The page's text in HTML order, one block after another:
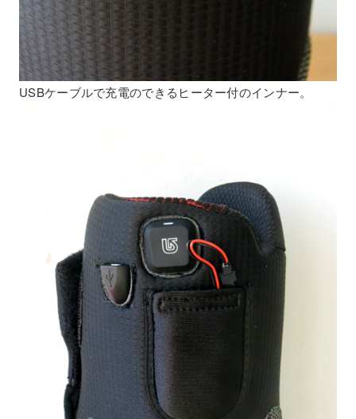
USBケーブルで充電のできるヒーター付のインナー。